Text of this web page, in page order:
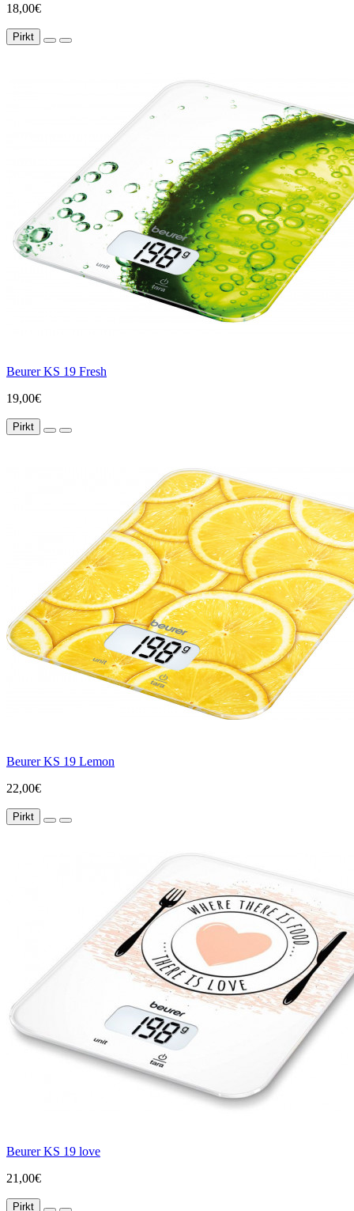
18,00€
Pirkt
Beurer KS 19 Fresh
19,00€
Pirkt
Beurer KS 19 Lemon
22,00€
Pirkt
Beurer KS 19 love
21,00€
Pirkt